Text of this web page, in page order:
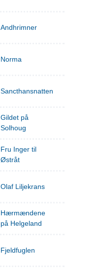
Andhrimner
Norma
Sancthansnatten
Gildet på
Solhoug
Fru Inger til
Østråt
Olaf Liljekrans
Hærmændene
på Helgeland
Fjeldfuglen